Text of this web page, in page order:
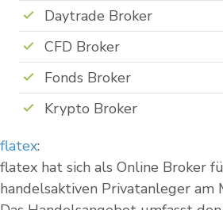
Daytrade Broker
CFD Broker
Fonds Broker
Krypto Broker
flatex:
flatex hat sich als Online Broker
handelsaktiven Privatanleger am